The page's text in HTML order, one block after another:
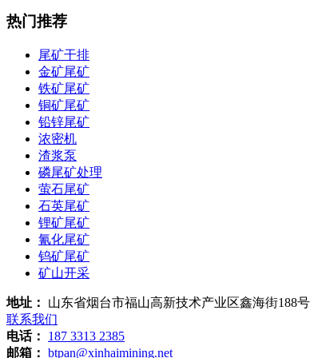
热门推荐
尾矿干排
金矿尾矿
铁矿尾矿
铜矿尾矿
铅锌尾矿
浓密机
渣浆泵
磷尾矿处理
萤石尾矿
石英尾矿
锂矿尾矿
氰化尾矿
钨矿尾矿
矿山开采
地址：
山东省烟台市福山高新技术产业区鑫海街188号
联系我们
电话：
187 3313 2385
邮箱： btpan@xinhaimining.net